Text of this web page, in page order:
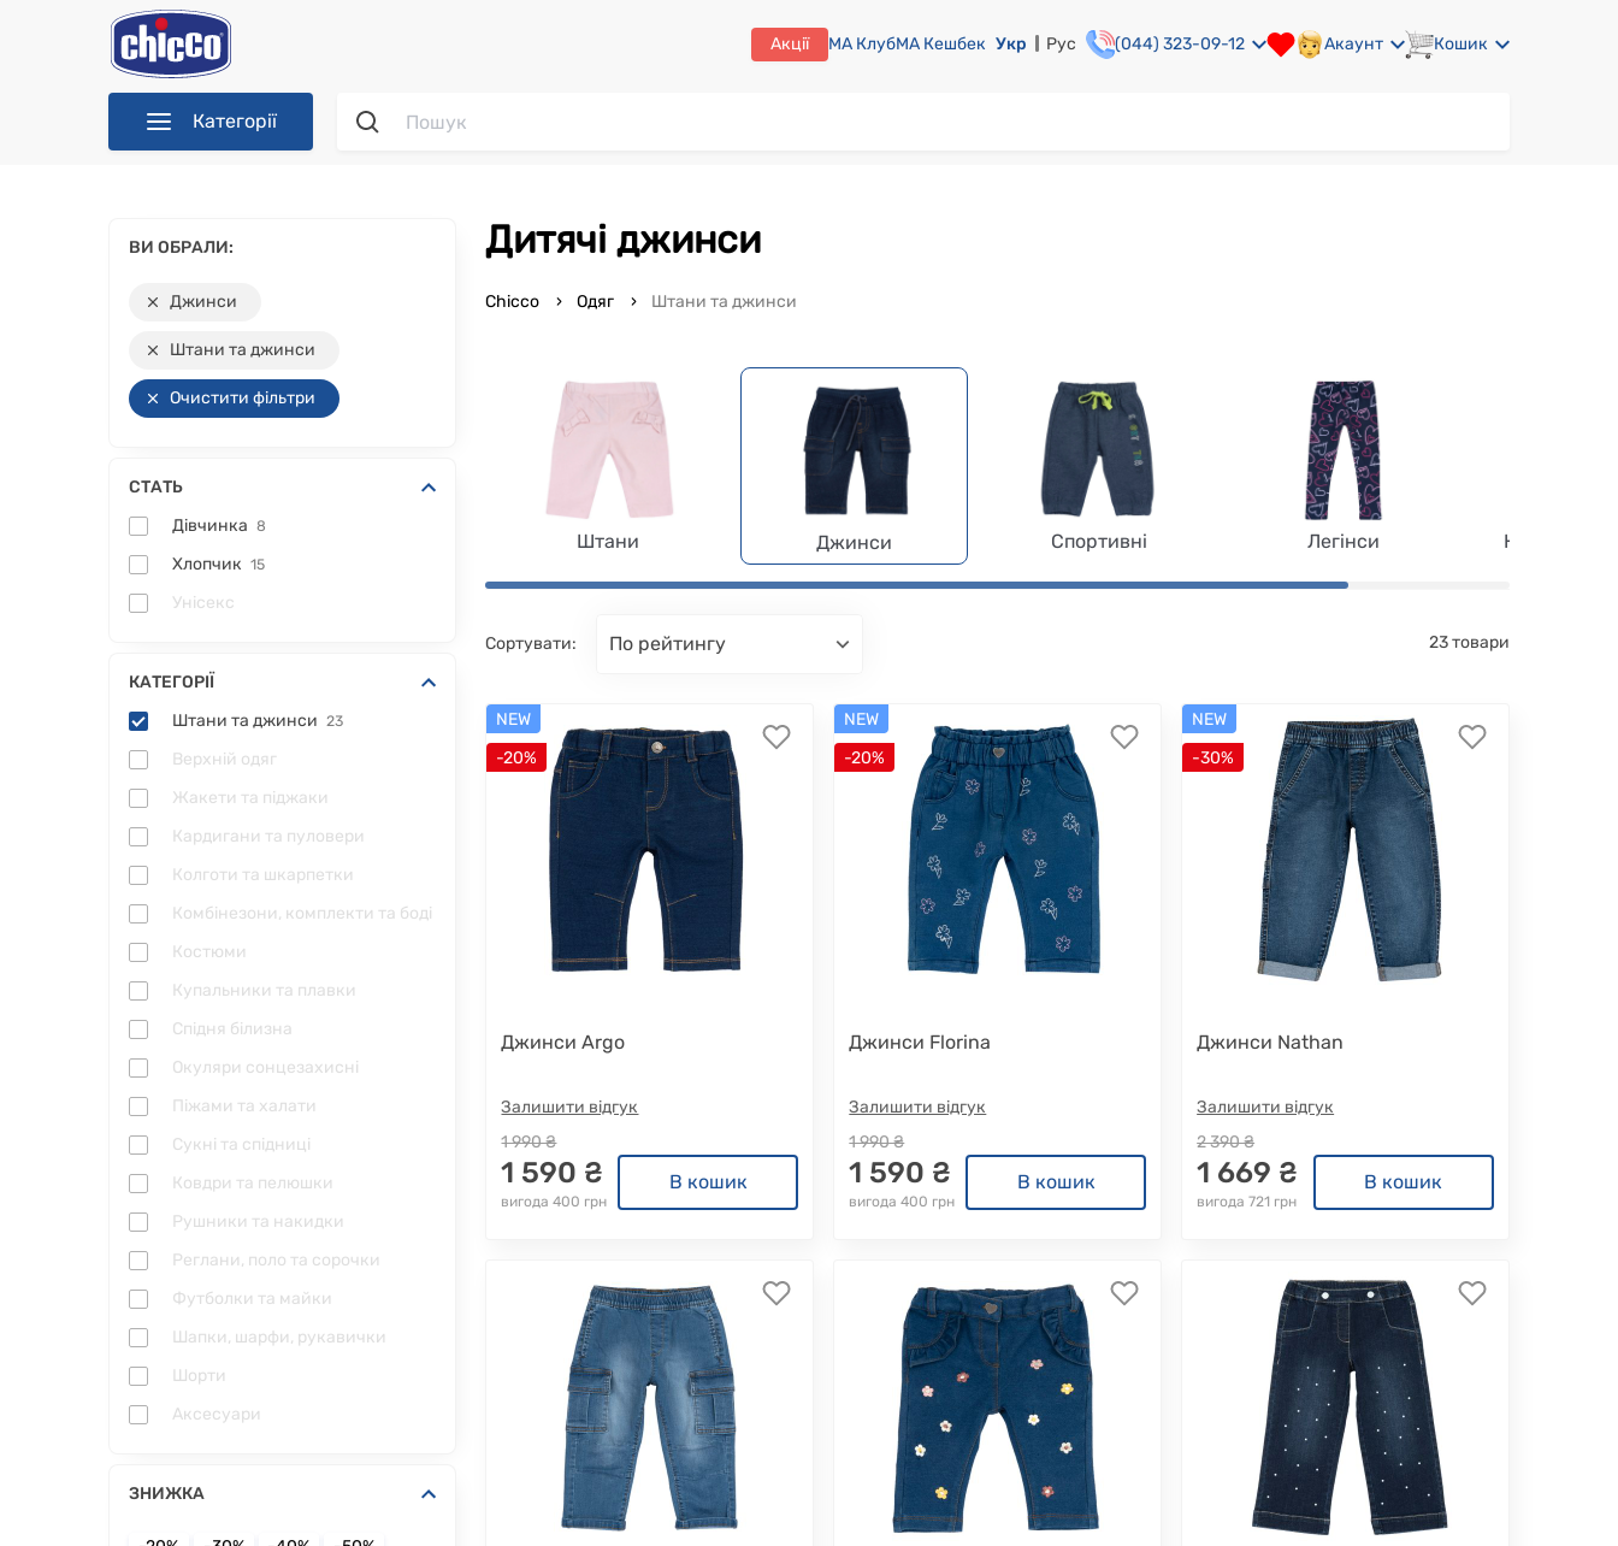
Акції МА КлубМА Кешбек Укр Рус (044) 323-09-12 Акаунт Кошик
Категорії
ВИ ОБРАЛИ:
Джинси
Штани та джинси
Очистити фільтри
СТАТЬ
Дівчинка 8
Хлопчик 15
Унісекс
КАТЕГОРІЇ
Штани та джинси 23
Верхній одяг
Жакети та піджаки
Кардигани та пуловери
Колготи та шкарпетки
Комбінезони, комплекти та боді
Костюми
Купальники та плавки
Спідня білизна
Окуляри сонцезахисні
Піжами та халати
Сукні та спідниці
Ковдри та пелюшки
Рушники та накидки
Реглани, поло та сорочки
Футболки та майки
Шапки, шарфи, рукавички
Шорти
Аксесуари
ЗНИЖКА
Дитячі джинси
Chicco Одяг Штани та джинси
Штани Джинси Спортивні Легінси
Сортувати: по рейтингу 23 товари
NEW
-20%
Джинси Argo
Залишити відгук
1 990 ₴
1 590 ₴
вигода 400 грн
В кошик
NEW
-20%
Джинси Florina
Залишити відгук
1 990 ₴
1 590 ₴
вигода 400 грн
В кошик
NEW
-30%
Джинси Nathan
Залишити відгук
2 390 ₴
1 669 ₴
вигода 721 грн
В кошик